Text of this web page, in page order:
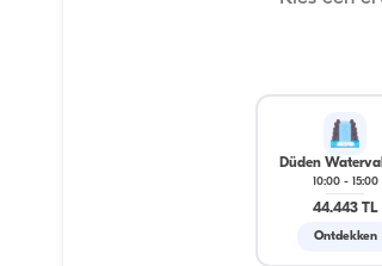
Düden
10:00- 15:00
44.443 TL
Ontdekken